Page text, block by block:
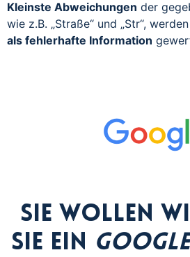
Kleinste Abweichungen der
wie z.B. „Straße“ und „Str“,
als fehlerhafte Information
Sie wollen
Sie ein